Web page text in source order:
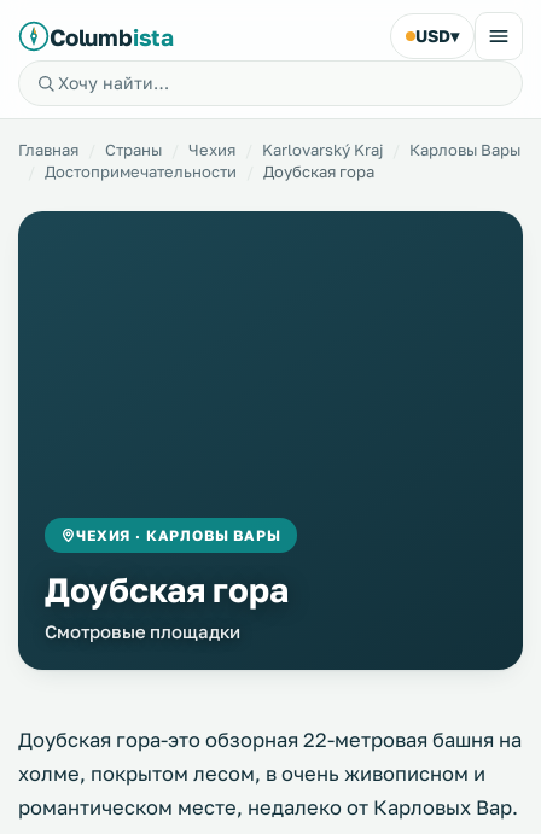
Columbista USD▾
Главная Страны Чехия Karlovarský Kraj
Карловы Вары
Достопримечательности
Доубская гора
ЧЕХИЯ · КАРЛОВЫ ВАРЫ
Доубская гора
Смотровые площадки
Доубская гора-это обзорная 22-метровая башня на
холме, покрытом лесом, в очень живописном и
романтическом месте, недалеко от Карловых Вар.